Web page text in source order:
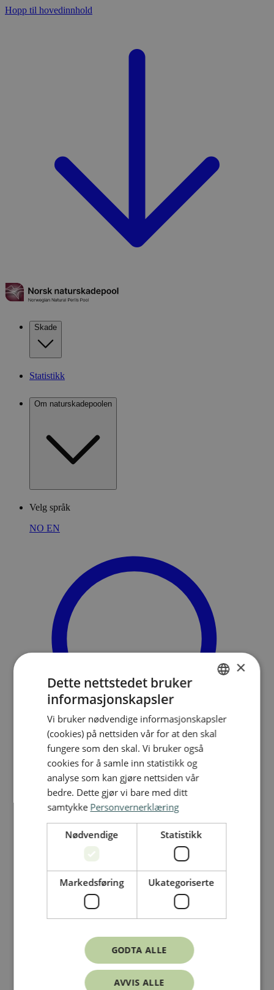
Hopp til hovedinnhold
Skade
Statistikk
Om naturskadepoolen
Velg språk
NO EN
Meny
ENGLISH
×
Dette nettstedet bruker
informasjonskapsler
Vi bruker nødvendige informasjonskapsler
(cookies) på nettsiden vår for at den skal
fungere som den skal. Vi bruker også
cookies for å samle inn statistikk og
analyse som kan gjøre nettsiden vår
bedre. Dette gjør vi bare med ditt
samtykke Personvernerklæring
Nødvendige Statistikk
Markedsføring Ukategoriserte
GODTA ALLE
AVVIS ALLE